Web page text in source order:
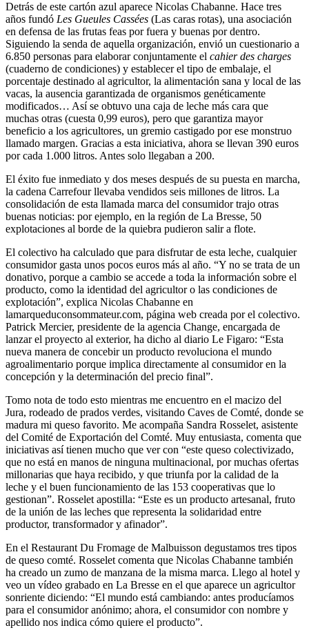
Detrás de este cartón azul aparece Nicolas Chabanne. Hace tres
años fundó Les Gueules Cassées (Las caras rotas), una asociación
en defensa de las frutas feas por fuera y buenas por dentro.
Siguiendo la senda de aquella organización, envió un cuestionario a
6.850 personas para elaborar conjuntamente el cahier des charges
(cuaderno de condiciones) y establecer el tipo de embalaje, el
porcentaje destinado al agricultor, la alimentación sana y local de las
vacas, la ausencia garantizada de organismos genéticamente
modificados… Así se obtuvo una caja de leche más cara que
muchas otras (cuesta 0,99 euros), pero que garantiza mayor
beneficio a los agricultores, un gremio castigado por ese monstruo
llamado margen. Gracias a esta iniciativa, ahora se llevan 390 euros
por cada 1.000 litros. Antes solo llegaban a 200.
El éxito fue inmediato y dos meses después de su puesta en marcha,
la cadena Carrefour llevaba vendidos seis millones de litros. La
consolidación de esta llamada marca del consumidor trajo otras
buenas noticias: por ejemplo, en la región de La Bresse, 50
explotaciones al borde de la quiebra pudieron salir a flote.
El colectivo ha calculado que para disfrutar de esta leche, cualquier
consumidor gasta unos pocos euros más al año. “Y no se trata de un
donativo, porque a cambio se accede a toda la información sobre el
producto, como la identidad del agricultor o las condiciones de
explotación”, explica Nicolas Chabanne en
lamarqueduconsommateur.com, página web creada por el colectivo.
Patrick Mercier, presidente de la agencia Change, encargada de
lanzar el proyecto al exterior, ha dicho al diario Le Figaro: “Esta
nueva manera de concebir un producto revoluciona el mundo
agroalimentario porque implica directamente al consumidor en la
concepción y la determinación del precio final”.
Tomo nota de todo esto mientras me encuentro en el macizo del
Jura, rodeado de prados verdes, visitando Caves de Comté, donde se
madura mi queso favorito. Me acompaña Sandra Rosselet, asistente
del Comité de Exportación del Comté. Muy entusiasta, comenta que
iniciativas así tienen mucho que ver con “este queso colectivizado,
que no está en manos de ninguna multinacional, por muchas ofertas
millonarias que haya recibido, y que triunfa por la calidad de la
leche y el buen funcionamiento de las 153 cooperativas que lo
gestionan”. Rosselet apostilla: “Este es un producto artesanal, fruto
de la unión de las leches que representa la solidaridad entre
productor, transformador y afinador”.
En el Restaurant Du Fromage de Malbuisson degustamos tres tipos
de queso comté. Rosselet comenta que Nicolas Chabanne también
ha creado un zumo de manzana de la misma marca. Llego al hotel y
veo un vídeo grabado en La Bresse en el que aparece un agricultor
sonriente diciendo: “El mundo está cambiando: antes producíamos
para el consumidor anónimo; ahora, el consumidor con nombre y
apellido nos indica cómo quiere el producto”.